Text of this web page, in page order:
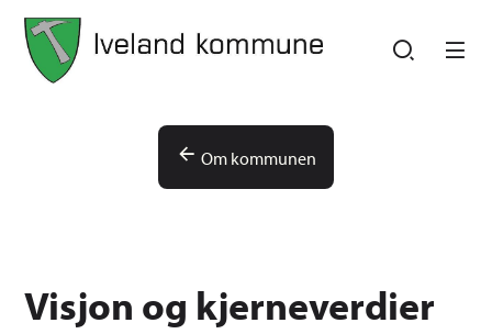
Iveland kommune
Om kommunen
Visjon og kjerneverdier